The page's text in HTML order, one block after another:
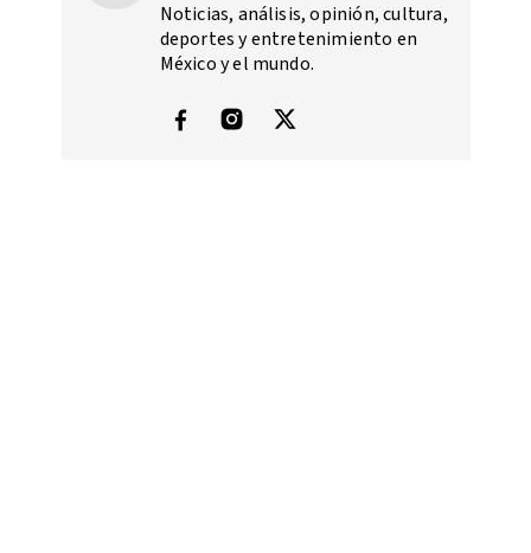
Noticias, análisis, opinión, cultura,
deportes y entretenimiento en
México y el mundo.